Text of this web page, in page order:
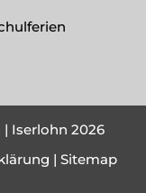
| Iserlohn 2026
| Sitemap